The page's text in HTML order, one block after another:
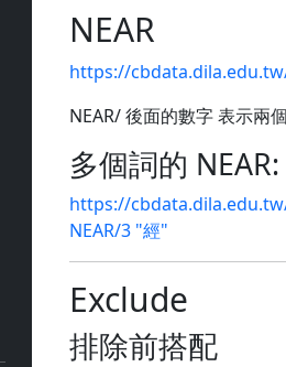
NEAR
https://
NEAR/ 後面的數字 表示兩
多個詞的 NEAR:
https://
NEAR/3 "經"
Exclude
排除前搭配